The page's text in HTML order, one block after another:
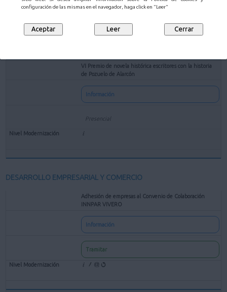
configuración de las mismas en el navegador, haga click en "Leer"
VI Premio de novela histórica escritores con la historia
de Pozuelo de Alarcón
Información
Presencial
DESARROLLO EMPRESARIAL Y COMERCIO
Adhesión de empresas al Convenio de Colaboración
INNPAR VIVERO
Información
Tramitar